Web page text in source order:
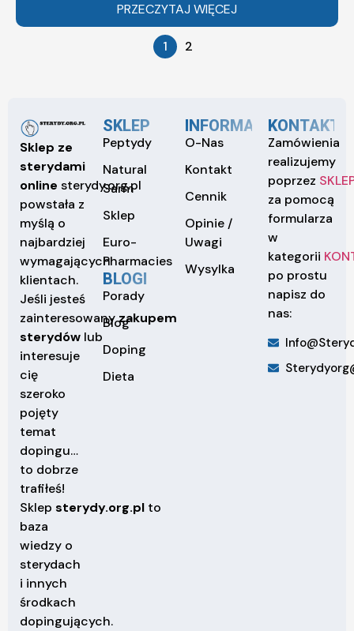
PRZECZYTAJ WIĘCEJ
1 2
Sklep ze
sterydami
online sterydy.org.pl
powstała z
myślą o
najbardziej
wymagających
klientach.
Jeśli jesteś
zainteresowanyzakupem
sterydów lub
interesuje
cię
szeroko
pojęty
temat
dopingu…
to dobrze
trafiłeś!
Sklep sterydy.org.pl to
baza
wiedzy o
sterydach
i innych
środkach
dopingujących.
SKLEP
Peptydy
Natural
Sarm
Sklep
Euro-
Pharmacies
BLOGI
Porady
Blog
Doping
Dieta
INFORMACJE
O-Nas
Kontakt
Cennik
Opinie /
Uwagi
Wysylka
KONTAKT
Zamówienia
realizujemy
poprzez
za pomocą
formularza
w
kategorii
po prostu
napisz do
nas: